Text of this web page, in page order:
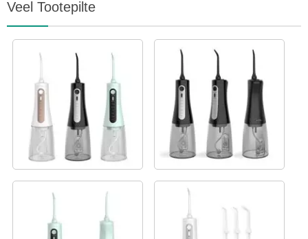
Veel Tootepilte